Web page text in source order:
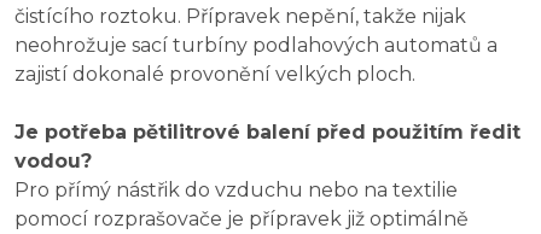
čistícího roztoku. Přípravek nepění, takže nijak
neohrožuje sací turbíny podlahových automatů a
zajistí dokonalé provonění velkých ploch.
Je potřeba pětilitrové balení před použitím ředit
vodou?
Pro přímý nástřik do vzduchu nebo na textilie
pomocí rozprašovače je přípravek již optimálně